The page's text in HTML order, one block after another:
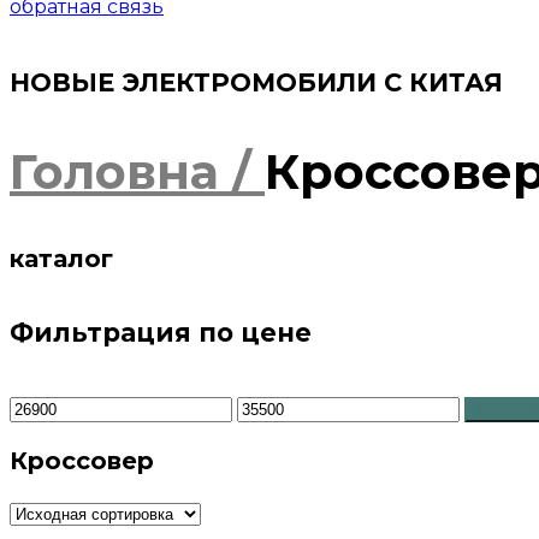
обратная связь
НОВЫЕ ЭЛЕКТРОМОБИЛИ С КИТАЯ​
Головна /
каталог
Фильтрация по цене
Минимальная
Максимальная
Кроссовер